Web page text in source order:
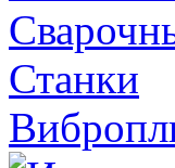
Станки